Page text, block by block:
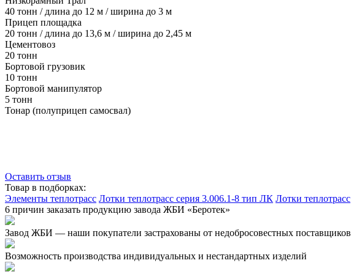
40 тонн / длина до 12 м / ширина до 3 м
Прицеп площадка
20 тонн / длина до 13,6 м / ширина до 2,45 м
Цементовоз
20 тонн
Бортовой грузовик
10 тонн
Бортовой манипулятор
5 тонн
Тонар (полуприцеп самосвал)
Оставить отзыв
Товар в подборках:
Элементы теплотрасс Лотки теплотрасс серия 3.006.1-8 тип ЛК Лотки теплотрасс
6 причин заказать продукцию завода ЖБИ «Беротек»
Завод ЖБИ — наши покупатели застрахованы от недобросовестных поставщиков
Возможность производства индивидуальных и нестандартных изделий